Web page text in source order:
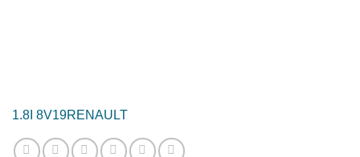
1.8I 8V19RENAULT